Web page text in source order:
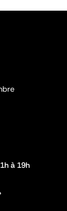
à 19h